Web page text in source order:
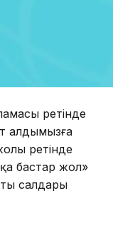
ретінде
алдымызға
ретінде
бастар жол»
салдары